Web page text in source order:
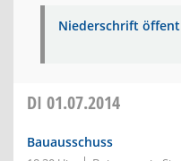
Niederschrift
DI 01.07.2014
Bauausschuss